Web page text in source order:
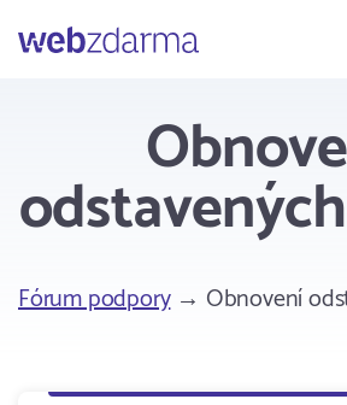
Webzdarma
Fórum podpory→ Obnovení